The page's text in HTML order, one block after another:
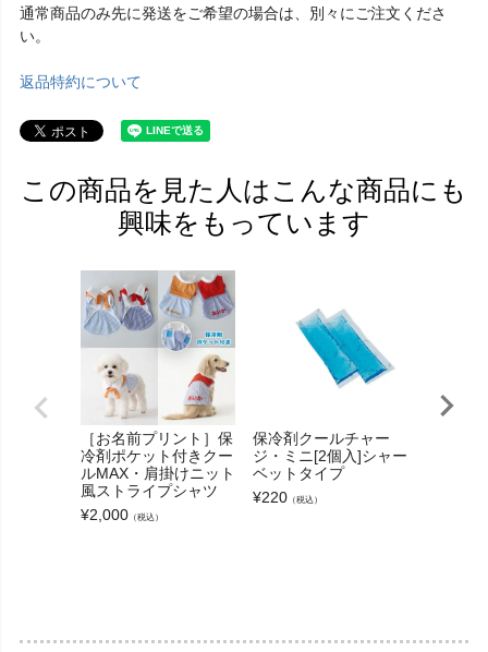
通常商品のみ先に発送をご希望の場合は、別々にご注文くださ
い。
返品特約について
この商品を見た人はこんな商品にも
興味をもっています
［お名前プリント］保
冷剤ポケット付きクー
ルMAX・肩掛けニット
風ストライプシャツ
¥2,000 （税込）
保冷剤クールチャー
ジ・ミニ[2個入]シャー
ベットタイプ
¥220 （税込）